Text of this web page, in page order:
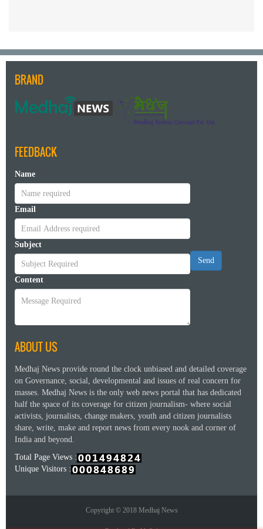
BRAND
FEEDBACK
Name
Email
Subject
Content
Send
ABOUT US
Medhaj News provide round the clock unbiased and detailed coverage
on Governance, social, developmental and issues of real concern for
masses. Medhaj News is the only web news portal that has dedicated
half the space of its coverage for citizen journalism- where social
activists, journalists, change makers, youth and citizen journalists
share, write, make and report news from every nook and corner of
India and beyond.
Total Page Views :
Unique Visitors :
Copyright © 2018 Medhaj News